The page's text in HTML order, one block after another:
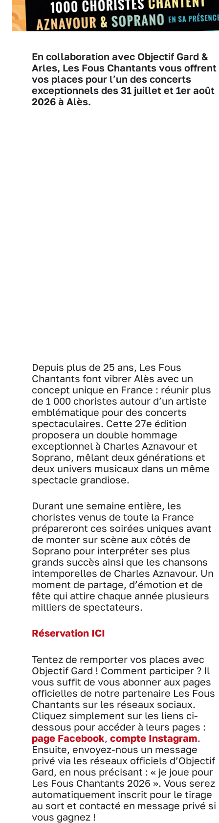
En collaboration avec Objectif Gard &
Arles, Les Fous Chantants vous offrent
vos places pour l’un des concerts
exceptionnels des 31 juillet et 1er août
2026 à Alès.
Depuis plus de 25 ans, Les Fous
Chantants font vibrer Alès avec un
concept unique en France : réunir plus
de 1 000 choristes autour d’un artiste
emblématique pour des concerts
spectaculaires. Cette 27e édition
proposera un double hommage
exceptionnel à Charles Aznavour et
Soprano, mêlant deux générations et
deux univers musicaux dans un même
spectacle grandiose.
Durant une semaine entière, les
choristes venus de toute la France
prépareront ces soirées uniques avant
de monter sur scène aux côtés de
Soprano pour interpréter ses plus
grands succès ainsi que les chansons
intemporelles de Charles Aznavour. Un
moment de partage, d’émotion et de
fête qui attire chaque année plusieurs
milliers de spectateurs.
Réservation ICI
Tentez de remporter vos places avec
Objectif Gard ! Comment participer ? Il
vous suffit de vous abonner aux pages
officielles de notre partenaire Les Fous
Chantants sur les réseaux sociaux.
Cliquez simplement sur les liens ci-
dessous pour accéder à leurs pages :
page Facebook, compte Instagram.
Ensuite, envoyez-nous un message
privé via les réseaux officiels d’Objectif
Gard, en nous précisant : « je joue pour
Les Fous Chantants 2026 ». Vous serez
automatiquement inscrit pour le tirage
au sort et contacté en message privé si
vous gagnez !